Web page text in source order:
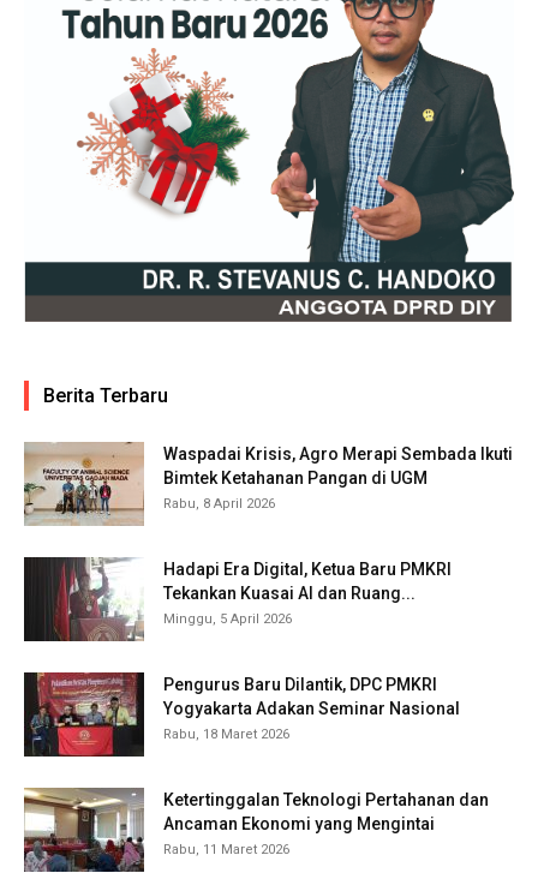
Berita Terbaru
Waspadai Krisis, Agro Merapi Sembada Ikuti
Bimtek Ketahanan Pangan di UGM
Rabu, 8 April 2026
Hadapi Era Digital, Ketua Baru PMKRI
Tekankan Kuasai AI dan Ruang...
Minggu, 5 April 2026
Pengurus Baru Dilantik, DPC PMKRI
Yogyakarta Adakan Seminar Nasional
Rabu, 18 Maret 2026
Ketertinggalan Teknologi Pertahanan dan
Ancaman Ekonomi yang Mengintai
Rabu, 11 Maret 2026